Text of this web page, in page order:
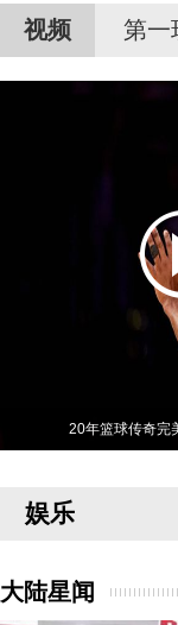
视频 第一
20年篮球传奇完
娱乐
大陆星闻